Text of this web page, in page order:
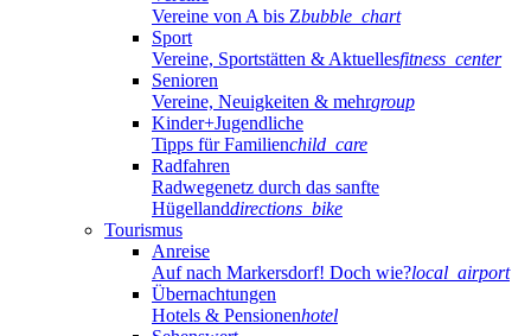
Vereine von A bis Zbubble_chart
Sport
Vereine, Sportstätten & Aktuellesfitness_center
Senioren
Vereine, Neuigkeiten & mehrgroup
Kinder+Jugendliche
Tipps für Familienchild_care
Radfahren
Radwegenetz durch das sanfte
Hügellanddirections_bike
Tourismus
Anreise
Auf nach Markersdorf! Doch wie?local_airport
Übernachtungen
Hotels & Pensionenhotel